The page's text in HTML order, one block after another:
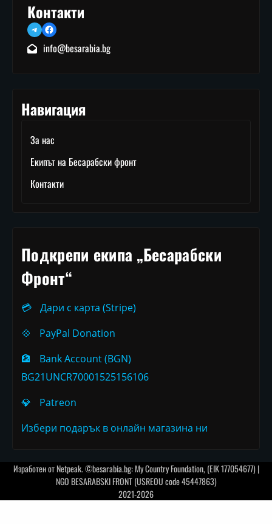
Контакти
TelegramFacebook
info@besarabia.bg
Навигация
За нас
Екипът на Бесарабски фронт
Контакти
Подкрепи екипа „Бесарабски
Фронт“
💳
Дари с карта (Stripe)
💠
PayPal Donation
🏦
Bank Account (BGN)
BG21UNCR70001525156106
💎
Patreon
Избери подарък в онлайн магазина ни
Изработен отNetpeak. ©besarabia.bg: My Country Foundation, (EIK 177054677) |
NGO BESARABSKI FRONT (USREOU code 45447863)
2021-2026